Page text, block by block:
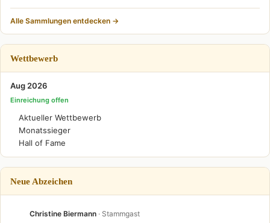
Alle Sammlungen entdecken →
Wettbewerb
Aug 2026
Einreichung offen
Aktueller Wettbewerb
Monatssieger
Hall of Fame
Neue Abzeichen
Christine Biermann · Stammgast